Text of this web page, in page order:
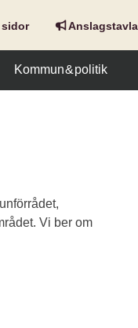
sidor Anslags­tavla
Kommun & politik
Vi ber om